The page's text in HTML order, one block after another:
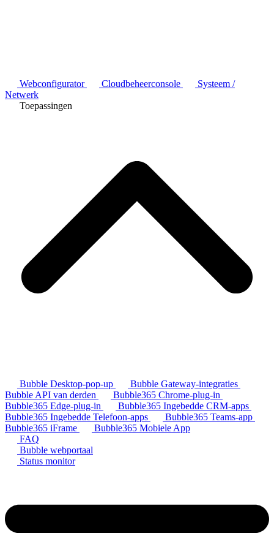
Webconfigurator Cloudbeheerconsole
Systeem /
Netwerk
Toepassingen
Bubble Desktop-pop-up
Bubble Gateway-integraties
Bubble API van derden
Bubble365 Chrome-plug-in
Bubble365 Edge-plug-in
Bubble365 Ingebedde CRM-apps
Bubble365 Ingebedde Telefoon-apps
Bubble365 Teams-app
Bubble365 iFrame
Bubble365 Mobiele App
FAQ
Bubble webportaal
Status monitor